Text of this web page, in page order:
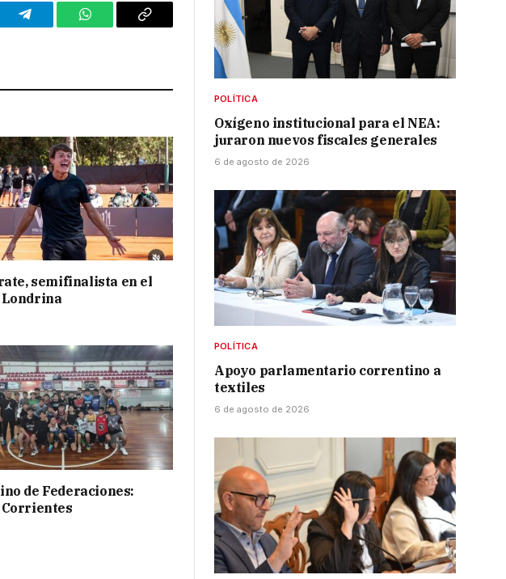
Telegram WhatsAppCopy
semifinalista en el
Londrina
de Federaciones:
Corrientes
POLÍTICA
Oxígeno institucional para el NEA:
juraron nuevos fiscales generales
6 de agosto de 2026
POLÍTICA
Apoyo parlamentario correntino a
textiles
6 de agosto de 2026